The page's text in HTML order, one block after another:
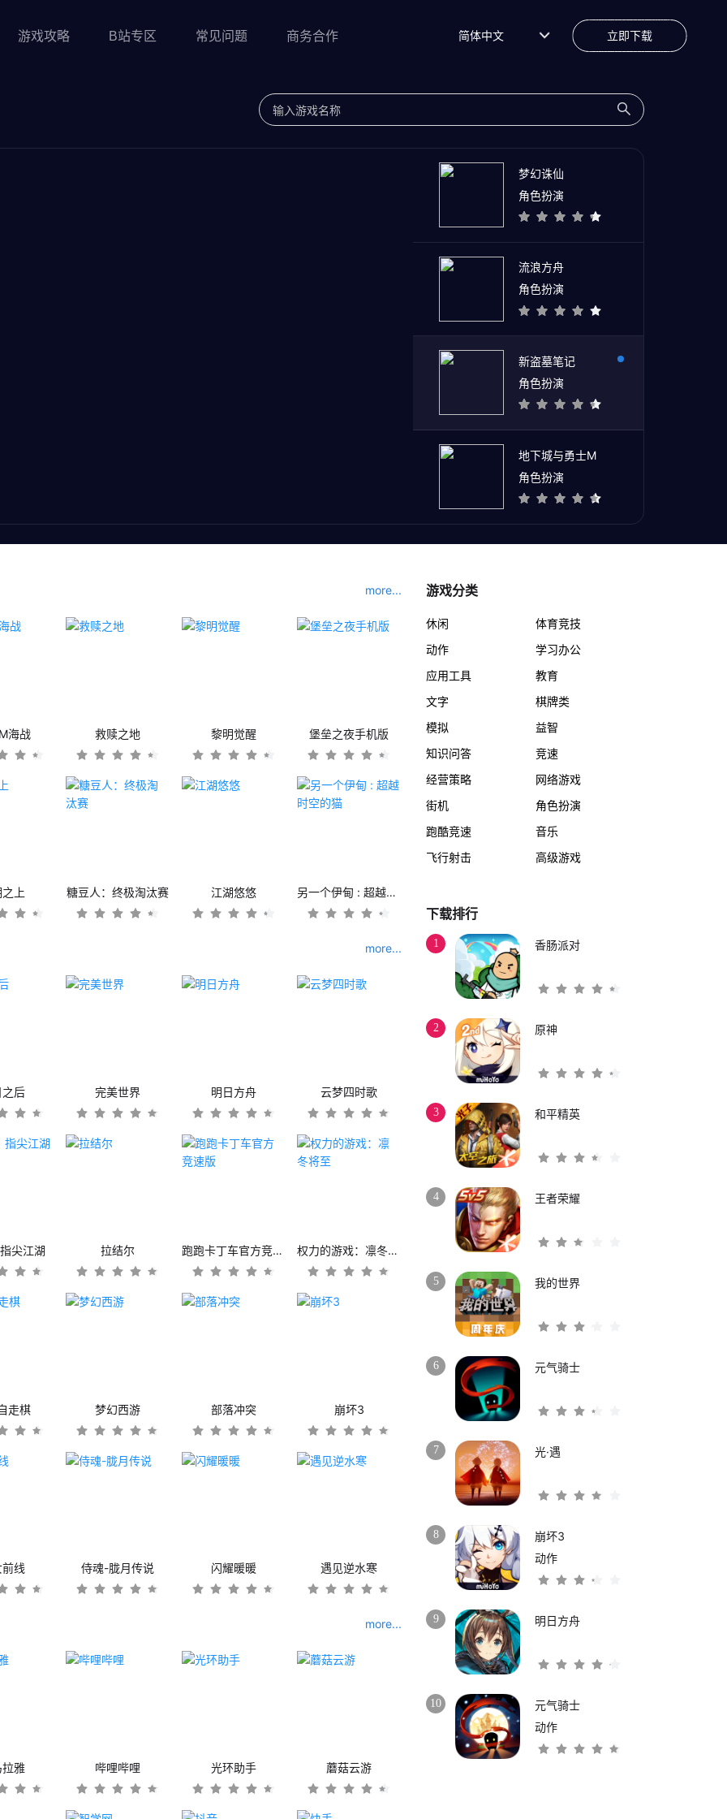
游戏攻略 B站专区 常见问题 商务合作 简体中文 立即下载
梦幻诛仙
角色扮演
流浪方舟
角色扮演
新盗墓笔记
角色扮演
地下城与勇士M
角色扮演
more...
海战 救赎之地 黎明觉醒 堡垒之夜手机版
上 糖豆人：终极淘汰赛 江湖悠悠 另一个伊甸 : 超越时空的猫
more...
后 完美世界 明日方舟 云梦四时歌
尖江湖 拉结尔 跑跑卡丁车官方竞速版 权力的游戏：凛冬将至
走棋 梦幻西游 部落冲突 崩坏3
线 侍魂-胧月传说 闪耀暖暖 遇见逆水寒
more...
雅 哔哩哔哩 光环助手 蘑菇云游
游戏分类
休闲
体育竞技
动作
学习办公
应用工具
教育
文字
棋牌类
模拟
益智
知识问答
竞速
经营策略
网络游戏
街机
角色扮演
跑酷竞速
音乐
飞行射击
高级游戏
下载排行
1 香肠派对
2 原神
3 和平精英
4 王者荣耀
5 我的世界
6 元气骑士
7 光·遇
8
崩坏3
动作
9 明日方舟
10
元气骑士
动作